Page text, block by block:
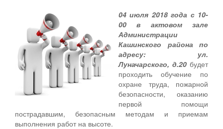
04 июля 2018 года с 10-
00 в актовом зале
Администрации
Кашинского района по
адресу: ул.
Луначарского, д.20 будет
проходить обучение по
охране труда, пожарной
безопасности, оказанию
первой помощи
пострадавшим, безопасным методам и приемам
выполнения работ на высоте.